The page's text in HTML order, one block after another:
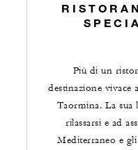
Più di un
destinazione vivace
Taormina. La
rilassarsi e ad
Mediterraneo e